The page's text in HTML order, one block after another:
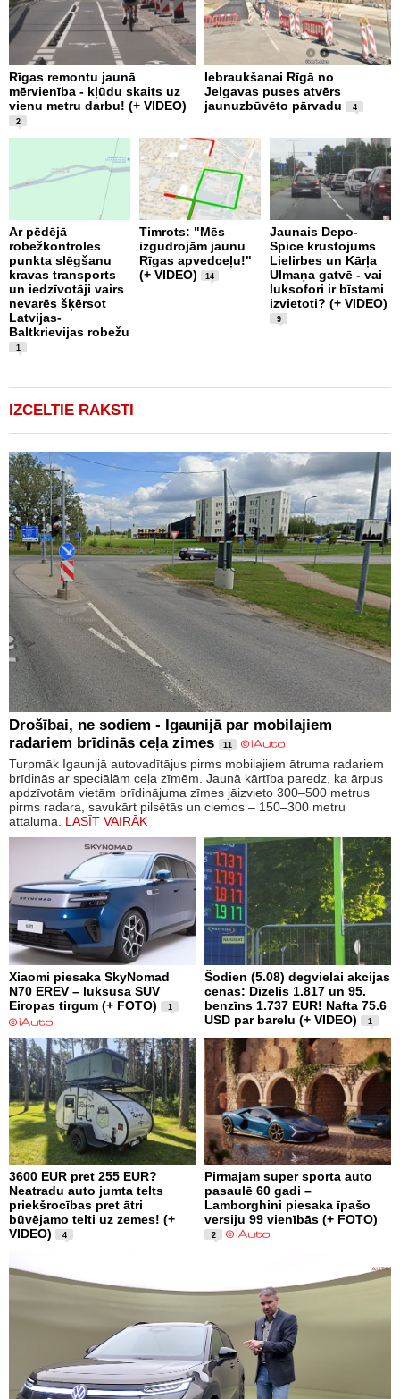
Rīgas remontu jaunā
mērvienība - kļūdu skaits uz
vienu metru darbu! (+ VIDEO)
2
Iebraukšanai Rīgā no
Jelgavas puses atvērs
jaunuzbūvēto pārvadu
4
Ar pēdējā
robežkontroles
punkta slēgšanu
kravas transports
un iedzīvotāji vairs
nevarēs šķērsot
Latvijas-
Baltkrievijas robežu
1
Timrots: "Mēs
izgudrojām jaunu
Rīgas apvedceļu!"
(+ VIDEO)
14
Jaunais Depo-
Spice krustojums
Lielirbes un Kārļa
Ulmaņa gatvē - vai
luksofori ir bīstami
izvietoti? (+ VIDEO)
9
IZCELTIE RAKSTI
Drošībai, ne sodiem - Igaunijā par mobilajiem
radariem brīdinās ceļa zimes
11
Turpmāk Igaunijā autovadītājus pirms mobilajiem ātruma radariem
brīdinās ar speciālām ceļa zīmēm. Jaunā kārtība paredz, ka ārpus
apdzīvotām vietām brīdinājuma zīmes jāizvieto 300–500 metrus
pirms radara, savukārt pilsētās un ciemos – 150–300 metru
attālumā. LASĪT VAIRĀK
Xiaomi piesaka SkyNomad
N70 EREV – luksusa SUV
Eiropas tirgum (+ FOTO)
1
Šodien (5.08) degvielai akcijas
cenas: Dīzelis 1.817 un 95.
benzīns 1.737 EUR! Nafta 75.6
USD par barelu (+ VIDEO)
1
3600 EUR pret 255 EUR?
Neatradu auto jumta telts
priekšrocības pret ātri
būvējamo telti uz zemes! (+
VIDEO)
4
Pirmajam super sporta auto
pasaulē 60 gadi –
Lamborghini piesaka īpašo
versiju 99 vienībās (+ FOTO)
2